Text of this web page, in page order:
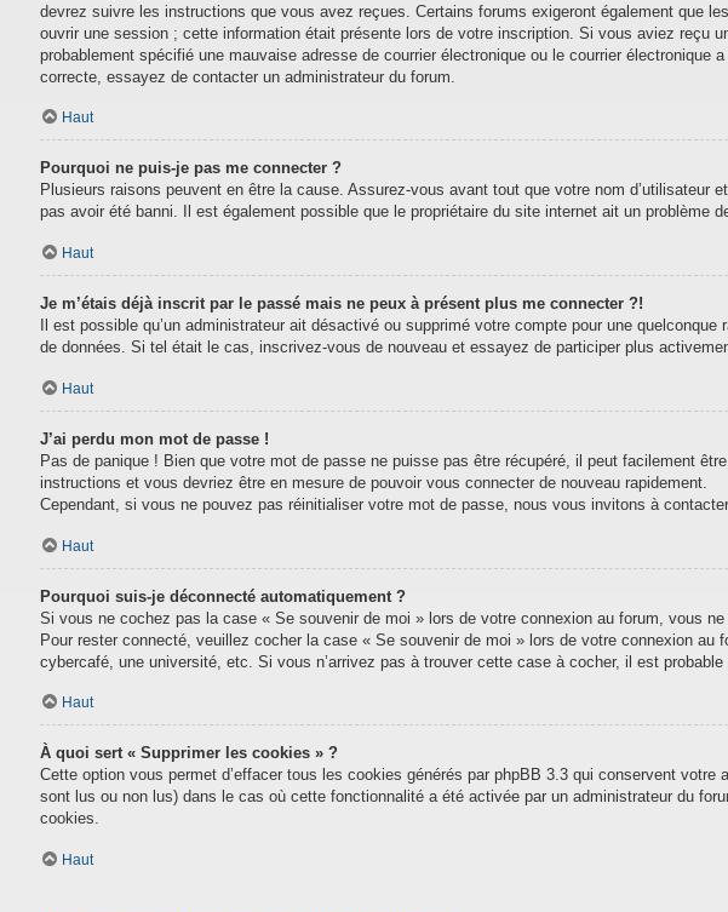
devrez suivre les instructions que vous avez reçues. Certains forums exigeront également que
ouvrir une session ; cette information était présente lors de votre inscription. Si vous aviez reçu
probablement spécifié une mauvaise adresse de courrier électronique ou le courrier
correcte, essayez de contacter un administrateur du forum.
Haut
Pourquoi ne puis-je pas me connecter ?
Plusieurs raisons peuvent en être la cause. Assurez-vous avant tout que votre nom
pas avoir été banni. Il est également possible que le propriétaire du site internet ait un problème
Haut
Je m’étais déjà inscrit par le passé mais ne peux à présent plus me connecter ?!
Il est possible qu’un administrateur ait désactivé ou supprimé votre compte pour une
de données. Si tel était le cas, inscrivez-vous de nouveau et essayez de participer plus
Haut
J’ai perdu mon mot de passe !
Pas de panique ! Bien que votre mot de passe ne puisse pas être récupéré, il peut facilement
instructions et vous devriez être en mesure de pouvoir vous connecter de nouveau rapidement.
Cependant, si vous ne pouvez pas réinitialiser votre mot de passe, nous vous invitons à
Haut
Pourquoi suis-je déconnecté automatiquement ?
Si vous ne cochez pas la case « Se souvenir de moi » lors de votre connexion au forum, vous
Pour rester connecté, veuillez cocher la case « Se souvenir de moi » lors de votre connexion
cybercafé, une université, etc. Si vous n’arrivez pas à trouver cette case à cocher, il est
Haut
À quoi sert « Supprimer les cookies » ?
Cette option vous permet d’effacer tous les cookies générés par phpBB 3.3 qui conservent
sont lus ou non lus) dans le cas où cette fonctionnalité a été activée par un administrateur du
cookies.
Haut